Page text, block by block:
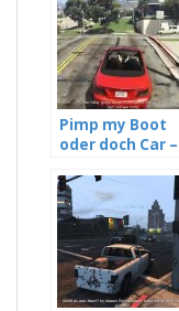
Pimp my Boot
oder doch Car –